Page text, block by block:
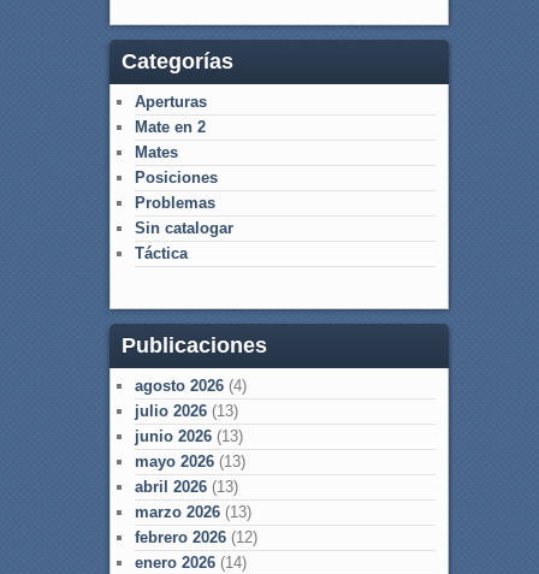
Categorías
Aperturas
Mate en 2
Mates
Posiciones
Problemas
Sin catalogar
Táctica
Publicaciones
agosto 2026(4)
julio 2026(13)
junio 2026(13)
mayo 2026(13)
abril 2026(13)
marzo 2026(13)
febrero 2026(12)
enero 2026(14)